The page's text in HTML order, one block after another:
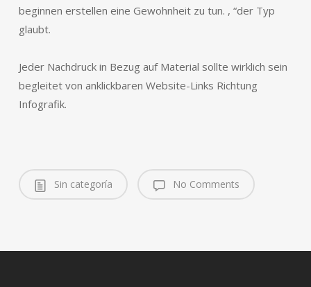
beginnen erstellen eine Gewohnheit zu tun. , “der Typ
glaubt.
Jeder Nachdruck in Bezug auf Material sollte wirklich sein
begleitet von anklickbaren Website-Links Richtung
Infografik.
Sin categoría No Comments